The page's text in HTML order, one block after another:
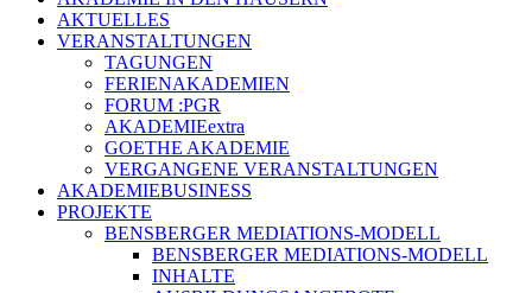
AKTUELLES
VERANSTALTUNGEN
TAGUNGEN
FERIENAKADEMIEN
FORUM :PGR
AKADEMIEextra
GOETHE AKADEMIE
VERGANGENE VERANSTALTUNGEN
AKADEMIEBUSINESS
PROJEKTE
BENSBERGER MEDIATIONS-MODELL
BENSBERGER MEDIATIONS-MODELL
INHALTE